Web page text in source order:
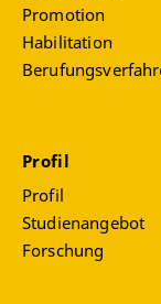
Promotion
Habilitation
Profil
Profil
Studienangebot
Forschung